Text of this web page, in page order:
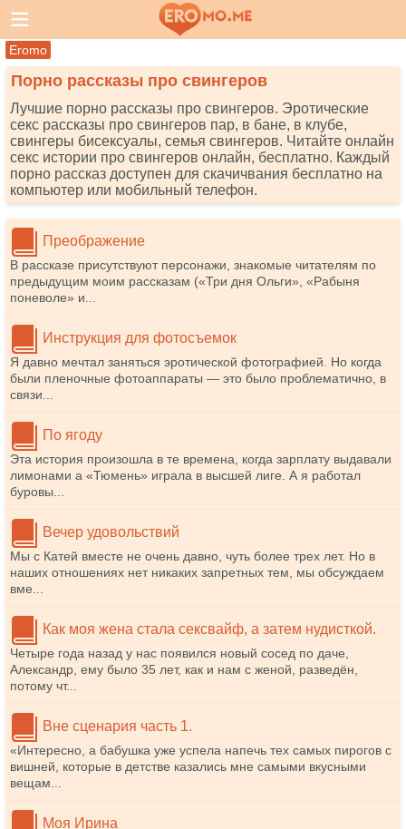
Eromo
Порно рассказы про свингеров
Лучшие порно рассказы про свингеров. Эротические
секс рассказы про свингеров пар, в бане, в клубе,
свингеры бисексуалы, семья свингеров. Читайте онлайн
секс истории про свингеров онлайн, бесплатно. Каждый
порно рассказ доступен для скачичвания бесплатно на
компьютер или мобильный телефон.
Преображение
В рассказе присутствуют персонажи, знакомые читателям по
предыдущим моим рассказам («Три дня Ольги», «Рабыня
поневоле» и...
Инструкция для фотосъемок
Я давно мечтал заняться эротической фотографией. Но когда
были пленочные фотоаппараты — это было проблематично, в
связи...
По ягоду
Эта история произошла в те времена, когда зарплату выдавали
лимонами а «Тюмень» играла в высшей лиге. А я работал
буровы...
Вечер удовольствий
Мы с Катей вместе не очень давно, чуть более трех лет. Но в
наших отношениях нет никаких запретных тем, мы обсуждаем
вме...
Как моя жена стала сексвайф, а затем нудисткой.
Четыре года назад у нас появился новый сосед по даче,
Александр, ему было 35 лет, как и нам с женой, разведён,
потому чт...
Вне сценария часть 1.
«Интересно, а бабушка уже успела напечь тех самых пирогов с
вишней, которые в детстве казались мне самыми вкусными
вещам...
Моя Ирина